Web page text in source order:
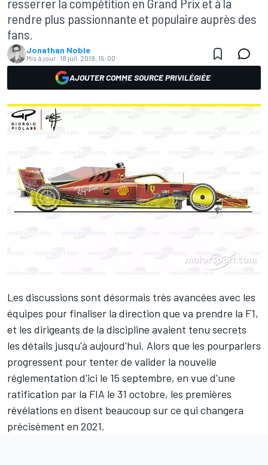
rendre plus passionnante et populaire auprès des
fans.
Jonathan Noble
Mis à jour: 18 juil. 2019, 15:00
AJOUTER COMME SOURCE PRIVILÉGIÉE
Les discussions sont désormais très avancées avec les
équipes pour finaliser la direction que va prendre la F1,
et les dirigeants de la discipline avaient tenu secrets
les détails jusqu'à aujourd'hui. Alors que les pourparlers
progressent pour tenter de valider la nouvelle
réglementation d'ici le 15 septembre, en vue d'une
ratification par la FIA le 31 octobre, les premières
révélations en disent beaucoup sur ce qui changera
précisément en 2021.